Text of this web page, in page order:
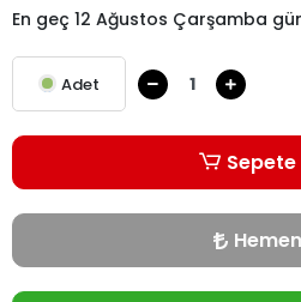
En geç 12 Ağustos Çarşamba
Adet
Sepete